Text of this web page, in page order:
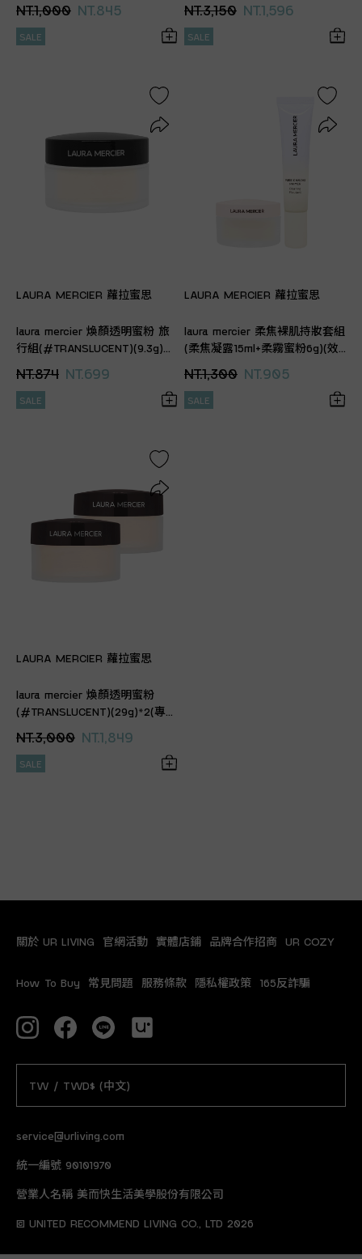
NT.1,000 NT.845
SALE
NT.3,150 NT.1,596
SALE
LAURA MERCIER 蘿拉蜜思
laura mercier 煥顏透明蜜粉 旅
行組(#TRANSLUCENT)(9.3g)
NT.874 NT.699
SALE
LAURA MERCIER 蘿拉蜜思
laura mercier 柔焦裸肌持妝套組
(柔焦凝露15ml+柔霧蜜粉6g)(效
NT.1,300 NT.905
SALE
LAURA MERCIER 蘿拉蜜思
laura mercier 煥顏透明蜜粉
(#TRANSLUCENT)(29g)*2(專櫃
NT.3,000 NT.1,849
SALE
service@urliving.com
統一編號 90101970
營業人名稱 美而快生活美學股份有限公司
© UNITED RECOMMEND LIVING CO., LTD 2026
關於 UR LIVING 官網活動 實體店鋪 品牌合作招商 UR COZY
How To Buy 常見問題 服務條款 隱私權政策 165反詐騙
TW / TWD$ (中文)